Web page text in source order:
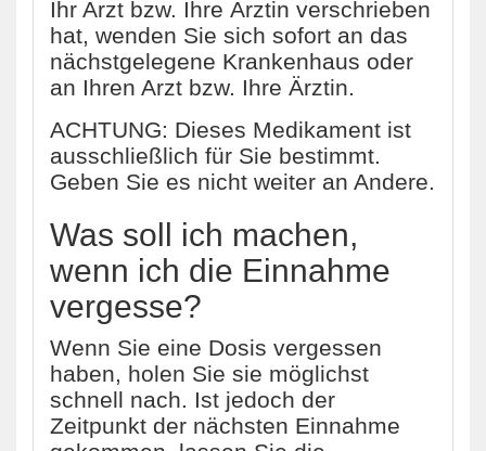
Ihr Arzt bzw. Ihre Ärztin verschrieben
hat, wenden Sie sich sofort an das
nächstgelegene Krankenhaus oder
an Ihren Arzt bzw. Ihre Ärztin.
ACHTUNG: Dieses Medikament ist
ausschließlich für Sie bestimmt.
Geben Sie es nicht weiter an Andere.
Was soll ich machen,
wenn ich die Einnahme
vergesse?
Wenn Sie eine Dosis vergessen
haben, holen Sie sie möglichst
schnell nach. Ist jedoch der
Zeitpunkt der nächsten Einnahme